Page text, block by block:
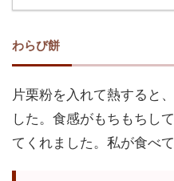
わらび餅
片栗粉を入れて熱すると
した。食感がもちもちし
てくれました。私が食べ